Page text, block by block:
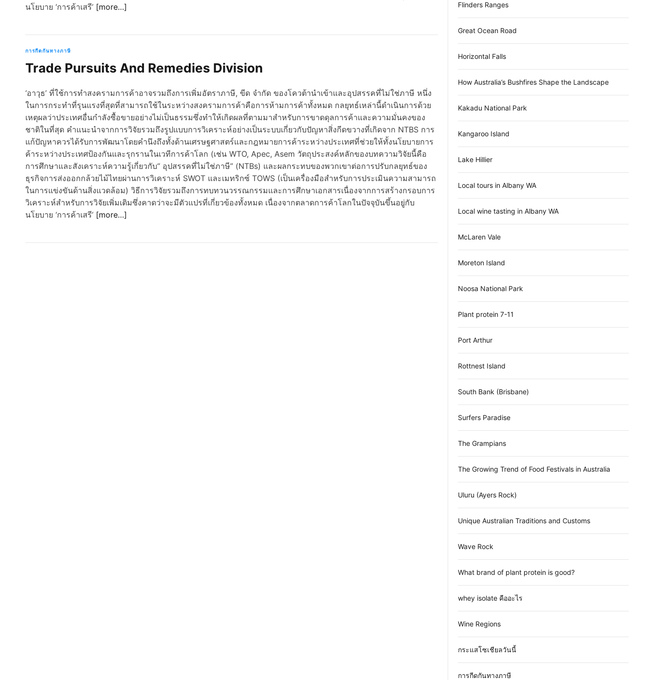
นโยบาย ‘การค้าเสรี’ [more…]
การกีดกันทางภาษี
Trade Pursuits And Remedies Division
‘อาวุธ’ ที่ใช้การทำสงครามการค้าอาจรวมถึงการเพิ่มอัตราภาษี, ขีด จำกัด ของโควต้านำเข้าและอุปสรรคที่ไม่ใช่ภาษี หนึ่ง
ในการกระทำที่รุนแรงที่สุดที่สามารถใช้ในระหว่างสงครามการค้าคือการห้ามการค้าทั้งหมด กลยุทธ์เหล่านี้ดำเนินการด้วย
เหตุผลว่าประเทศอื่นกำลังซื้อขายอย่างไม่เป็นธรรมซึ่งทำให้เกิดผลที่ตามมาสำหรับการขาดดุลการค้าและความมั่นคงของ
ชาติในที่สุด คำแนะนำจากการวิจัยรวมถึงรูปแบบการวิเคราะห์อย่างเป็นระบบเกี่ยวกับปัญหาสิ่งกีดขวางที่เกิดจาก NTBS การ
แก้ปัญหาควรได้รับการพัฒนาโดยคำนึงถึงทั้งด้านเศรษฐศาสตร์และกฎหมายการค้าระหว่างประเทศที่ช่วยให้ทั้งนโยบายการ
ค้าระหว่างประเทศป้องกันและรุกรานในเวทีการค้าโลก (เช่น WTO, Apec, Asem วัตถุประสงค์หลักของบทความวิจัยนี้คือ
การศึกษาและสังเคราะห์ความรู้เกี่ยวกับ“ อุปสรรคที่ไม่ใช่ภาษี” (NTBs) และผลกระทบของพวกเขาต่อการปรับกลยุทธ์ของ
ธุรกิจการส่งออกกล้วยไม้ไทยผ่านการวิเคราะห์ SWOT และเมทริกซ์ TOWS (เป็นเครื่องมือสำหรับการประเมินความสามารถ
ในการแข่งขันด้านสิ่งแวดล้อม) วิธีการวิจัยรวมถึงการทบทวนวรรณกรรมและการศึกษาเอกสารเนื่องจากการสร้างกรอบการ
วิเคราะห์สำหรับการวิจัยเพิ่มเติมซึ่งคาดว่าจะมีตัวแปรที่เกี่ยวข้องทั้งหมด เนื่องจากตลาดการค้าโลกในปัจจุบันขึ้นอยู่กับ
นโยบาย ‘การค้าเสรี’ [more…]
Flinders Ranges
Great Ocean Road
Horizontal Falls
How Australia’s Bushfires Shape the Landscape
Kakadu National Park
Kangaroo Island
Lake Hillier
Local tours in Albany WA
Local wine tasting in Albany WA
McLaren Vale
Moreton Island
Noosa National Park
Plant protein 7-11
Port Arthur
Rottnest Island
South Bank (Brisbane)
Surfers Paradise
The Grampians
The Growing Trend of Food Festivals in Australia
Uluru (Ayers Rock)
Unique Australian Traditions and Customs
Wave Rock
What brand of plant protein is good?
whey isolate คืออะไร
Wine Regions
กระแสโซเชียลวันนี้
การกีดกันทางภาษี